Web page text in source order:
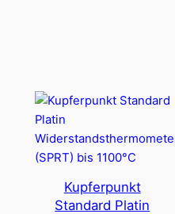
Kupferpunkt
Standard Platin